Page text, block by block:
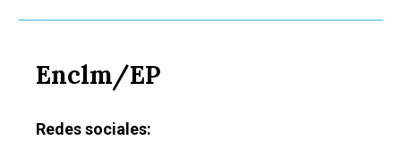
Enclm/EP
Redes sociales:
Sucesos